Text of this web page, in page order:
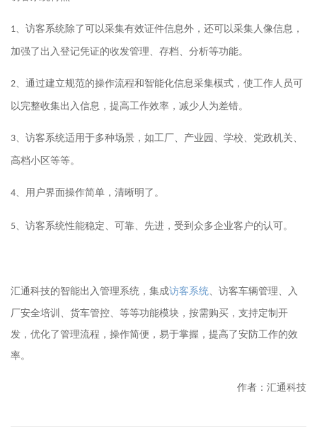
1、访客系统除了可以采集有效证件信息外，还可以采集人像信息，
加强了出入登记凭证的收发管理、存档、分析等功能。
2、 通过建立规范的操作流程和智能化信息采集模式，使工作人员可
以完整收集出入信息，提高工作效率，减少人为差错。
3、访客系统适用于多种场景，如工厂、产业园、学校、党政机关、
高档小区等等。
4、 用户界面操作简单，清晰明了。
5、访客系统性能稳定、可靠、先进，受到众多企业客户的认可。
汇通科技的智能出入管理系统，集成访客系统 、访客车辆管理、入
厂安全培训、货车管控、等等功能模块，按需购买，支持定制开
发，优化了管理流程，操作简便，易于掌握，提高了安防工作的效
率。
作者：汇通科技